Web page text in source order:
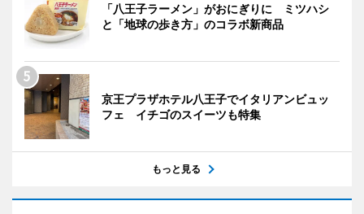
「八王子ラーメン」がおにぎりに ミツハシ
と「地球の歩き方」のコラボ新商品
京王プラザホテル八王子でイタリアンビュッ
フェ イチゴのスイーツも特集
もっと見る